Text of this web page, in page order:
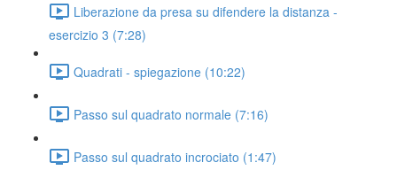
Liberazione da presa su difendere la distanza -
esercizio 3 (7:28)
Quadrati - spiegazione (10:22)
Passo sul quadrato normale (7:16)
Passo sul quadrato incrociato (1:47)